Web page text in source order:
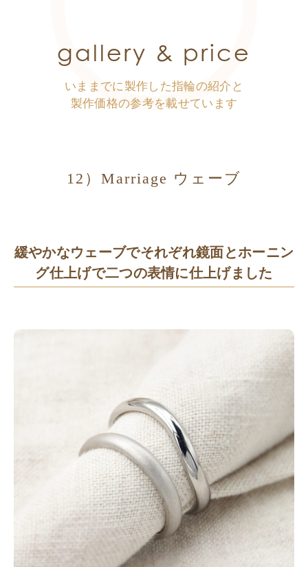
gallery & price
いままでに製作した指輪の紹介と
製作価格の参考を載せています
12）Marriage ウェーブ
緩やかなウェーブでそれぞれ鏡面とホーニン
グ仕上げで二つの表情に仕上げました